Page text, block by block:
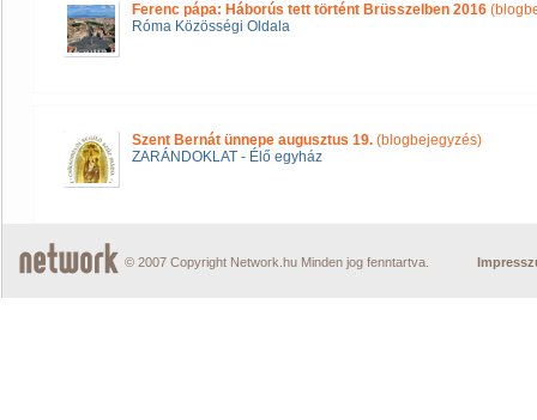
Ferenc pápa: Háborús tett történt Brüsszelben 2016
Róma Közösségi Oldala
Szent Bernát ünnepe augusztus 19. (blogbejegyzés)
ZARÁNDOKLAT - Élő egyház
© 2007 Copyright Network.hu Minden jog fenntartva.